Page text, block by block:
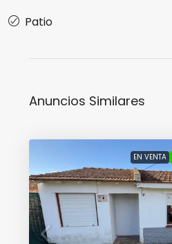
Patio
Anuncios Similares
EN VENTA